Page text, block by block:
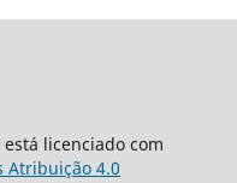
licenciado com
Atribuição 4.0